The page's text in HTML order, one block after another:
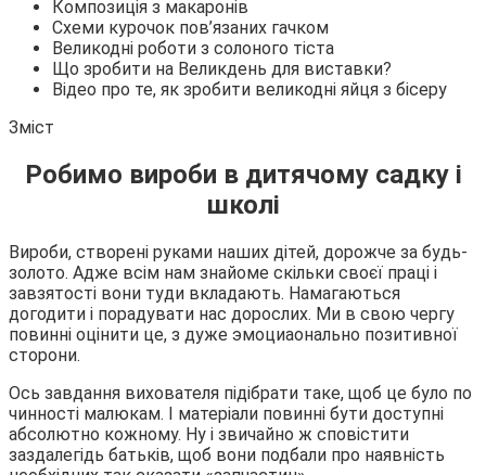
Композиція з макаронів
Схеми курочок пов’язаних гачком
Великодні роботи з солоного тіста
Що зробити на Великдень для виставки?
Відео про те, як зробити великодні яйця з бісеру
Зміст
Робимо вироби в дитячому садку і
школі
Вироби, створені руками наших дітей, дорожче за будь-
золото. Адже всім нам знайоме скільки своєї праці і
завзятості вони туди вкладають. Намагаються
догодити і порадувати нас дорослих. Ми в свою чергу
повинні оцінити це, з дуже эмоциаонально позитивної
сторони.
Ось завдання вихователя підібрати таке, щоб це було по
чинності малюкам. І матеріали повинні бути доступні
абсолютно кожному. Ну і звичайно ж сповістити
заздалегідь батьків, щоб вони подбали про наявність